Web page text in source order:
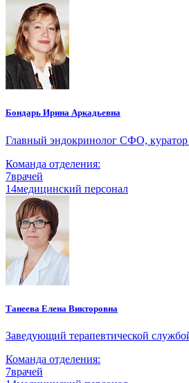
Бондарь Ирина Аркадьевна
Главный эндокринолог СФО, куратор
Команда отделения:
7врачей
14медицинский персонал
Танеева Елена Викторовна
Заведующий терапевтической
Команда отделения:
7врачей